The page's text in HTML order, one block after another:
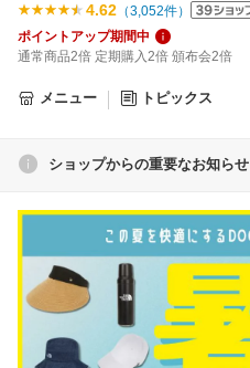
4.62 （3,052件）
ポイントアップ期間中
通常商品2倍 定期購入2倍 頒布会2倍
メニュー トピックス
ショップからの重要なお知らせ